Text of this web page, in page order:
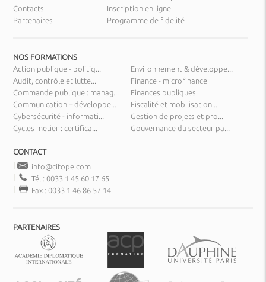
Contacts
Partenaires
Inscription en ligne
Programme de fidelité
NOS FORMATIONS
Action publique - politiq...
Audit, contrôle et lutte...
Commande publique : manag...
Communication – développe...
Cybersécurité - informati...
Cycles metier : certifica...
Environnement & développe...
Finance - microfinance
Finances publiques
Fiscalité et mobilisation...
Gestion de projets et pro...
Gouvernance du secteur pa...
CONTACT
info@cifope.com
Tél : 0033 1 45 60 17 65
Fax : 0033 1 46 86 57 14
PARTENAIRES